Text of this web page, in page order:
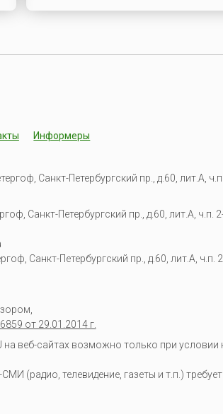
Информеры
Санкт-Петербургский пр., д.60, лит.А,
Санкт-Петербургский пр., д.60, лит.А, ч.п.
Санкт-Петербургский пр., д.60, лит.А, ч.п.
от 29.01.2014 г.
веб-сайтах возможно только при
(радио, телевидение, газеты и т.п.) требует